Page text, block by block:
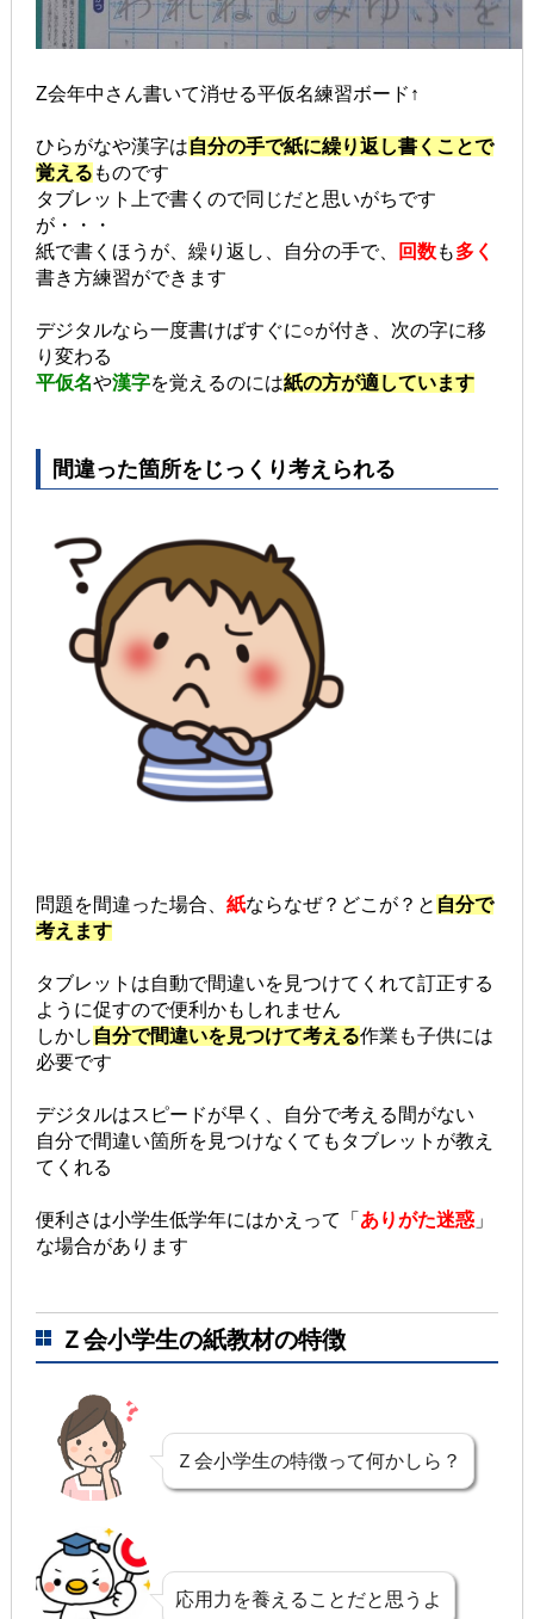
Z会年中さん書いて消せる平仮名練習ボード↑
ひらがなや漢字は自分の手で紙に繰り返し書くことで
覚える ものです
タブレット上で書くので同じだと思いがちです
が・・・
紙で書くほうが、繰り返し、自分の手で、
回数も多く
書き方練習ができます
デジタルなら一度書けばすぐに○が付き、次の字に移
り変わる
平仮名や漢字を覚えるのには紙の方が適しています
間違った箇所をじっくり考えられる
問題を間違った場合、 紙ならなぜ？どこが？と 自分で
考えます
タブレットは自動で間違いを見つけてくれて訂正する
ように促すので便利かもしれません
しかし 自分で間違いを見つけて考える作業も子供には
必要です
デジタルはスピードが早く、自分で考える間がない
自分で間違い箇所を見つけなくてもタブレットが教え
てくれる
便利さは小学生低学年にはかえって「 ありがた迷惑」
な場合があります
Ｚ会小学生の紙教材の特徴
Ｚ会小学生の特徴って何かしら？
応用力を養えることだと思うよ